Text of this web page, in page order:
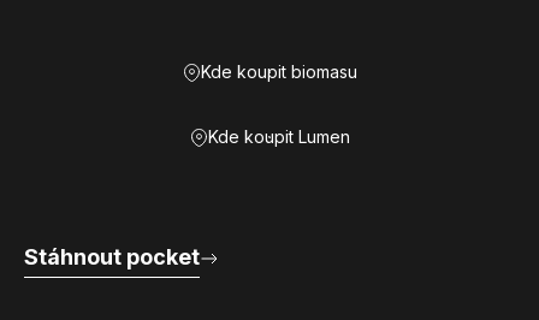
Kde koupit biomasu
Kde koupit Lumen
Stáhnout pocket